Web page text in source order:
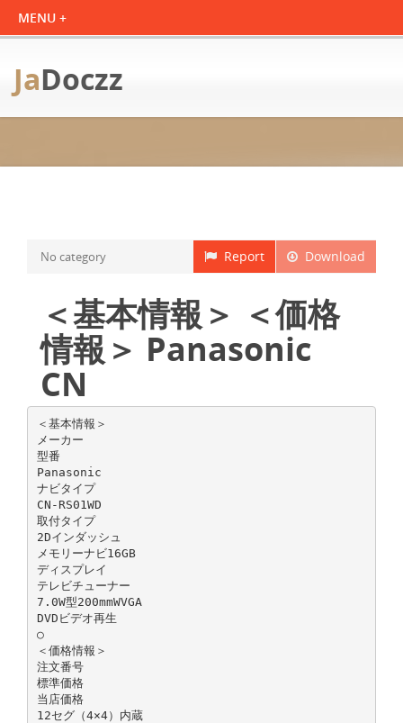
JaDoczz
Download
Report
No category
＜基本情報＞ ＜価格
情報＞ Panasonic
CN
＜基本情報＞
メーカー
型番
Panasonic
ナビタイプ
CN-RS01WD
取付タイプ
2Dインダッシュ
メモリーナビ16GB
ディスプレイ
テレビチューナー
7.0W型200mmWVGA
DVDビデオ再生
○
＜価格情報＞
注文番号
標準価格
当店価格
12セグ（4×4）内蔵